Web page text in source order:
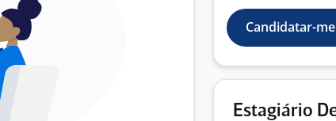
Candidatar-me
Estagiário